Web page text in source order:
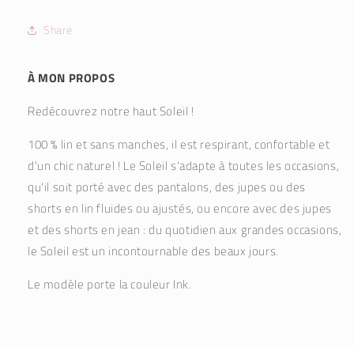
Share
À MON PROPOS
Redécouvrez notre haut Soleil !
100 % lin et sans manches, il est respirant, confortable et
d'un chic naturel ! Le Soleil s'adapte à toutes les occasions,
qu'il soit porté avec des pantalons, des jupes ou des
shorts en lin fluides ou ajustés, ou encore avec des jupes
et des shorts en jean : du quotidien aux grandes occasions,
le Soleil est un incontournable des beaux jours.
Le modèle porte la couleur Ink.